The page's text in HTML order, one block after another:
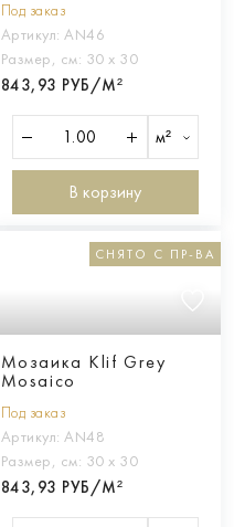
Под заказ
Артикул: AN46
Размер, см: 30 х 30
843,93 РУБ/М²
м²
В корзину
СНЯТО С ПР-ВА
Мозаика Klif Grey
Mosaico
Под заказ
Артикул: AN48
Размер, см: 30 х 30
843,93 РУБ/М²